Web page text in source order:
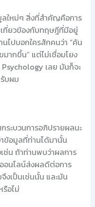
ลใหม่ๆ สิ่งที่สำคัญคือการ
กี่ยวข้องกับทฤษฎีที่มีอยู่
ไปบอกใครสักคนว่า “ค้น
ากขึ้น” แต่ไม่เชื่อมโยง
เลย มันก็จะ
บผม
ะบวนการอภิปรายผลนะ
ข้อมูลที่ท่านได้มานั้น
ช่น ถ้าท่านพบว่าผลการ
อนไลน์ส่งผลดีต่อการ
งเป็นเช่นนั้น และมัน
อไม่